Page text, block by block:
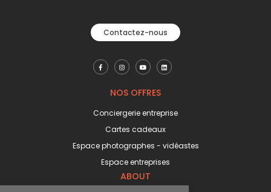
Contactez-nous
NOS OFFRES
Conciergerie entreprise
Cartes cadeaux
Espace photographes - vidéastes
Espace entreprises
ABOUT